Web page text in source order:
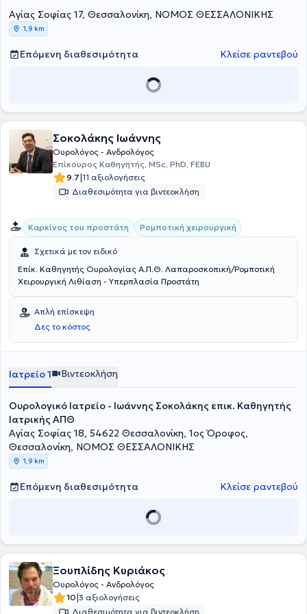
τα σεξουαλικώς μεταδιδόμενα νοσήματα. Έχει δημοσιεύσει
εργασίες σε περιοδικά και συνέδρια τόσο στην Ελλάδα, όσο και στο
εξωτερικό. Τέλος, ο ιατρός προσφέρει πλήθος υπηρεσιών,
εξατομικευμένες για τις ανάγκες του/της κάθε ασθενούς.
Αγίας Σοφίας 17, Θεσσαλονίκη, ΝΟΜΟΣ ΘΕΣΣΑΛΟΝΙΚΗΣ
1,9 km
Επόμενη διαθεσιμότητα Κλείσε ραντεβού
Σοκολάκης Ιωάννης
Ουρολόγος - Ανδρολόγος
Επίκουρος Καθηγητής, MSc, PhD, FEBU
9.7|11 αξιολογήσεις
Διαθεσιμότητα για βιντεοκλήση
Καρκίνος του προστάτη Ρομποτική χειρουργική
Σχετικά με τον ειδικό
Επίκ. Καθηγητής Ουρολογίας Α.Π.Θ. Λαπαροσκοπική/Ρομποτική
Χειρουργική Λιθίαση - Υπερπλασία Προστάτη
Απλή επίσκεψη
Δες το κόστος
Ιατρείο 1 Βιντεοκλήση
Ουρολογικό Ιατρείο - Ιωάννης Σοκολάκης επικ. Καθηγητής
Ιατρικής ΑΠΘ
Αγίας Σοφίας 18, 54622 Θεσσαλονίκη, 1ος Όροφος,
Θεσσαλονίκη, ΝΟΜΟΣ ΘΕΣΣΑΛΟΝΙΚΗΣ
1,9 km
Επόμενη διαθεσιμότητα Κλείσε ραντεβού
Ξουπλίδης Κυριάκος
Ουρολόγος - Ανδρολόγος
10|3 αξιολογήσεις
Διαθεσιμότητα για βιντεοκλήση